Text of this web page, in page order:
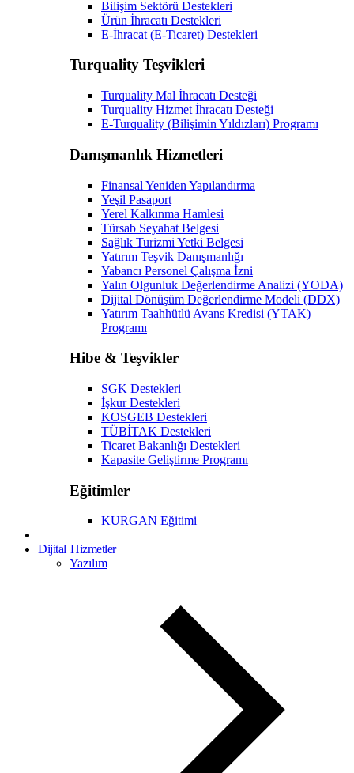
Bilişim Sektörü Destekleri
Ürün İhracatı Destekleri
E-İhracat (E-Ticaret) Destekleri
Turquality Teşvikleri
Turquality Mal İhracatı Desteği
Turquality Hizmet İhracatı Desteği
E-Turquality (Bilişimin Yıldızları) Programı
Danışmanlık Hizmetleri
Finansal Yeniden Yapılandırma
Yeşil Pasaport
Yerel Kalkınma Hamlesi
Türsab Seyahat Belgesi
Sağlık Turizmi Yetki Belgesi
Yatırım Teşvik Danışmanlığı
Yabancı Personel Çalışma İzni
Yalın Olgunluk Değerlendirme Analizi (YODA)
Dijital Dönüşüm Değerlendirme Modeli (DDX)
Yatırım Taahhütlü Avans Kredisi (YTAK)
Programı
Hibe & Teşvikler
SGK Destekleri
İşkur Destekleri
KOSGEB Destekleri
TÜBİTAK Destekleri
Ticaret Bakanlığı Destekleri
Kapasite Geliştirme Programı
Eğitimler
KURGAN Eğitimi
Dijital Hizmetler
Yazılım